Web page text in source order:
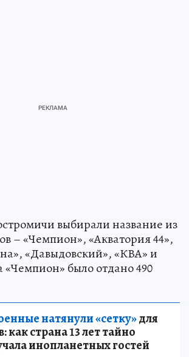
выбирали название из
– «Чемпион», «Акватория 44»,
«Давыдовский», «КВА» и
было отдано 490
натянули «сетку»для
страна 13 лет тайно
инопланетных гостей